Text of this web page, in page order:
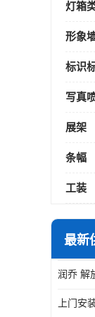
灯箱
形象
标识
写真
展架
条幅
工装
最新
润乔 解
上门安